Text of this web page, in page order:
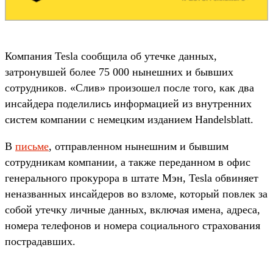
Компания Tesla сообщила об утечке данных,
затронувшей более 75 000 нынешних и бывших
сотрудников. «Cлив» произошел после того, как два
инсайдера поделились информацией из внутренних
систем компании с немецким изданием Handelsblatt.
В письме, отправленном нынешним и бывшим
сотрудникам компании, а также переданном в офис
генерального прокурора в штате Мэн, Tesla обвиняет
неназванных инсайдеров во взломе, который повлек за
собой утечку личные данных, включая имена, адреса,
номера телефонов и номера социального страхования
пострадавших.